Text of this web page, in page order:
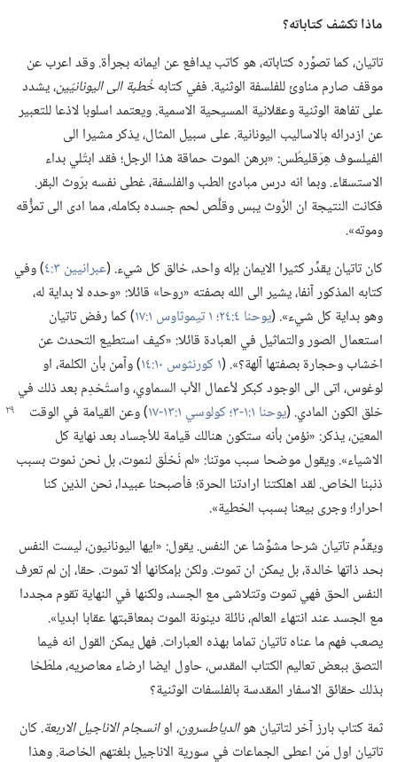
ماذا تكشف كتاباته؟‏
تاتيان،‏ كما تصوِّره كتاباته،‏ هو كاتب يدافع عن ايمانه بجرأة.‏ وقد اعرب عن
موقف صارم مناوئ للفلسفة الوثنية.‏ ففي كتابهخُطبة الى اليونانيّين‏،‏ يشدد
على تفاهة الوثنية وعقلانية المسيحية الاسمية.‏ ويعتمد اسلوبا لاذعا للتعبير
عن ازدرائه بالاساليب اليونانية.‏ على سبيل المثال،‏ يذكر مشيرا الى
الفيلسوف هِرَقليطُس:‏ «برهن الموت حماقة هذا الرجل؛‏ فقد ابتُلي بداء
الاستسقاء.‏ وبما انه درس مبادئ الطب والفلسفة،‏ غطى نفسه برَوث البقر.‏
فكانت النتيجة ان الرَّوث يبس وقلَّص لحم جسده بكامله،‏ مما ادى الى تمزُّقه
وموته».‏
كان تاتيان يقدِّر كثيرا الايمان بإله واحد،‏ خالق كل شيء.‏ (‏عبرانيين ٣:‏٤
‏)‏ وفي
كتابه المذكور آنفا،‏ يشير الى الله بصفته «روحا» قائلا:‏ «وحده لا بداية له،‏
وهو بداية كل شيء».‏ (‏يوحنا ٤:‏٢٤؛‏
‏)‏ كما رفض تاتيان
استعمال الصور والتماثيل في العبادة قائلا:‏ «كيف استطيع التحدث عن
اخشاب وحجارة بصفتها آلهة؟‏».‏ (‏١ كورنثوس ١٠:‏١٤
‏)‏ وآمن بأن الكلمة،‏ او
لوغوس،‏ اتى الى الوجود كبكر لأعمال الأب السماوي،‏ واستُخدِم بعد ذلك في
خلق الكون المادي.‏ (‏يوحنا ١:‏١-‏٣؛‏ كولوسي ١:‏١٣-‏١٧
‏)‏ وعن القيامة في الوقت
المعيّن،‏ يذكر:‏ «نؤمن بأنه ستكون هنالك قيامة للأجساد بعد نهاية كل
الاشياء».‏ ويقول موضحا سبب موتنا:‏ «لم نُخلَق لنموت،‏ بل نحن نموت بسبب
ذنبنا الخاص.‏ لقد اهلكتنا ارادتنا الحرة؛‏ فأصبحنا عبيدا،‏ نحن الذين كنا
احرارا؛‏ وجرى بيعنا بسبب الخطية».‏
ويقدِّم تاتيان شرحا مشوِّشا عن النفس.‏ يقول:‏ «ايها اليونانيون،‏ ليست النفس
بحد ذاتها خالدة،‏ بل يمكن ان تموت.‏ ولكن بإمكانها ألا تموت.‏ حقا،‏ إن لم تعرف
النفس الحق فهي تموت وتتلاشى مع الجسد،‏ ولكنها في النهاية تقوم مجددا
مع الجسد عند انتهاء العالم،‏ نائلة دينونة الموت بمعاقبتها عقابا ابديا».‏
يصعب فهم ما عناه تاتيان تماما بهذه العبارات.‏ فهل يمكن القول انه فيما
التصق ببعض تعاليم الكتاب المقدس،‏ حاول ايضا ارضاء معاصريه،‏ ملطّخا
بذلك حقائق الاسفار المقدسة بالفلسفات الوثنية؟‏
ثمة كتاب بارز آخر لتاتيان هوالدياطسرون،‏اوانسجام الاناجيل الاربعة.‏كان
تاتيان اول مَن اعطى الجماعات في سورية الاناجيل بلغتهم الخاصة.‏ وهذا